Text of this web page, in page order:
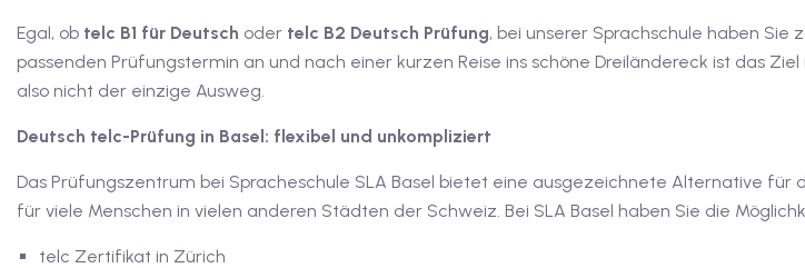
Egal, ob telc B1 für Deutsch oder telc B2 Deutsch Prüfung, bei unserer Sprachschule haben
passenden Prüfungstermin an und nach einer kurzen Reise ins schöne Dreiländereck ist das Ziel
also nicht der einzige Ausweg.
Deutsch telc-Prüfung in Basel: flexibel und unkompliziert
Das Prüfungszentrum bei Spracheschule SLA Basel bietet eine ausgezeichnete Alternative für
für viele Menschen in vielen anderen Städten der Schweiz. Bei SLA Basel haben Sie die
telc Zertifikat in Zürich